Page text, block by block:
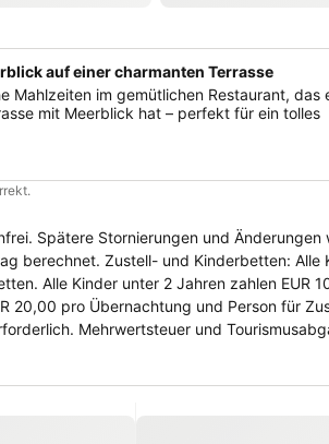
auf einer charmanten Terrasse
Mahlzeiten im gemütlichen Restaurant, das
mit Meerblick hat – perfekt für ein tolles
Spätere Stornierungen und Änderungen
berechnet. Zustell- und Kinderbetten: Alle
Alle Kinder unter 2 Jahren zahlen EUR
20,00 pro Übernachtung und Person für
Mehrwertsteuer und